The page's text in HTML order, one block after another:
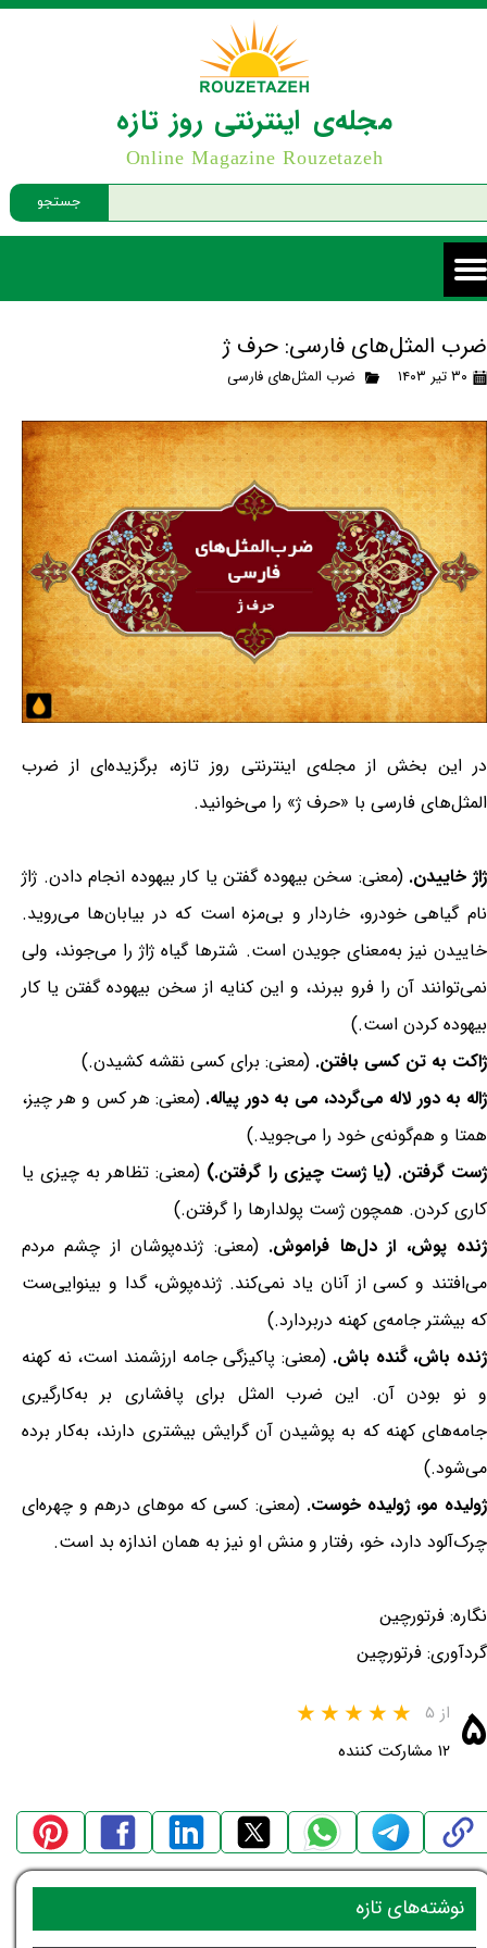
جستجو
مجله‌ی اینترنتی روز تازه
Online Magazine Rouzetazeh
ضرب المثل‌های فارسی: حرف ژ
۳۰ تیر ۱۴۰۳ ضرب المثل‌های فارسی
در این بخش از مجله‌ی اینترنتی روز تازه، برگزیده‌ای از ضرب
المثل‌های فارسی با «حرف ژ» را می‌خوانید.
ژاژ خاییدن. (معنی: سخن بیهوده گفتن یا کار بیهوده انجام دادن. ژاژ
نام گیاهی خودرو، خاردار و بی‌مزه است که در بیابان‌ها می‌روید.
خاییدن نیز به‌معنای جویدن است. شترها گیاه ژاژ را می‌جوند، ولی
نمی‌توانند آن را فرو ببرند، و این کنایه از سخن بیهوده گفتن یا کار
بیهوده کردن است.)
ژاکت به تن کسی بافتن. (معنی: برای کسی نقشه کشیدن.)
ژاله به دور لاله می‌گردد، می به دور پیاله. (معنی: هر کس و هر چیز،
همتا و هم‌گونه‌ی خود را می‌جوید.)
ژست گرفتن. (یا ژست چیزی را گرفتن.) (معنی: تظاهر به چیزی یا
کاری کردن. همچون ژست پولدارها را گرفتن.)
ژنده پوش، از دل‌ها فراموش. (معنی: ژنده‌پوشان از چشم مردم
می‌افتند و کسی از آنان یاد نمی‌کند. ژنده‌پوش، گدا و بینوایی‌ست
که بیشتر جامه‌ی کهنه دربردارد.)
ژنده باش، گَنده باش. (معنی: پاکیزگی جامه ارزشمند است، نه کهنه
و نو بودن آن. این ضرب المثل برای پافشاری بر به‌کارگیری
جامه‌های کهنه که به پوشیدن آن گرایش بیشتری دارند، به‌کار برده
می‌شود.)
ژولیده مو، ژولیده خوست. (معنی: کسی که موهای درهم و چهره‌ای
چرک‌آلود دارد، خو، رفتار و منش او نیز به همان اندازه بد است.
نگاره: فرتورچین
گردآوری: فرتورچین
۵ از ۵
۱۲ مشارکت کننده
نوشته‌های تازه